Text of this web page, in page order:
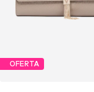
OFERTA